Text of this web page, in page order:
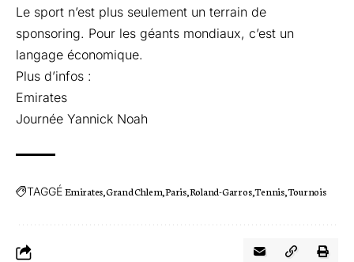
Le sport n’est plus seulement un terrain de
sponsoring. Pour les géants mondiaux, c’est un
langage économique.
Plus d’infos :
Emirates
Journée Yannick Noah
TAGGÉEmirates Grand Chlem Paris Roland-Garros Tennis Tournois